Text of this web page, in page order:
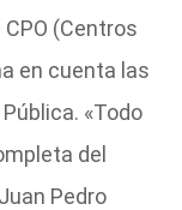
(Centros
en cuenta las
«Todo
del
Pedro